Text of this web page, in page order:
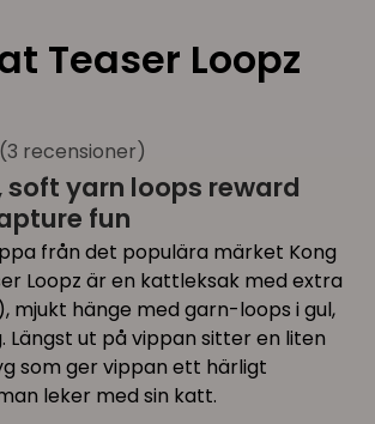
Teaser Loopz
recensioner)
yarn loops reward
fun
från det populära märket Kong
Loopz är en kattleksak med extra
mjukt hänge med garn-loops i gul,
Längst ut på vippan sitter en liten
som ger vippan ett härligt
leker med sin katt.